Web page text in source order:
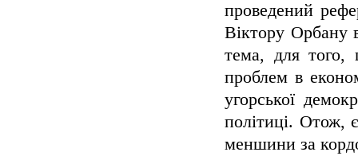
проведений
Віктору Орбану
тема, для того,
проблем в
угорської
політиці. Отож,
меншини за